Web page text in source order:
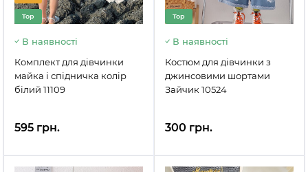
Top
В наявності
Комплект для дівчинки
майка і спідничка колір
білий 11109
595 грн.
Top
В наявності
Костюм для дівчинки з
джинсовими шортами
Зайчик 10524
300 грн.